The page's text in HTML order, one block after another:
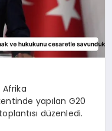
Afrika
yapılan G20
düzenledi.